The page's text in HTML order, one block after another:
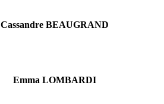
Cassandre BEAUGRAND
Emma LOMBARDI